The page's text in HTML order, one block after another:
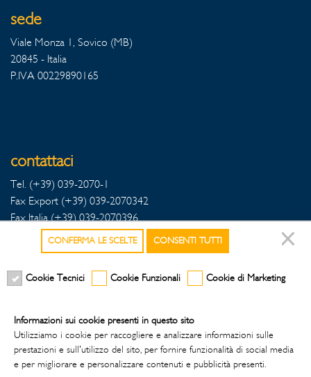
sede
Viale Monza 1, Sovico (MB)
20845 - Italia
P.IVA 00229890165
contattaci
Tel. (+39) 039-2070-1
Fax Export (+39) 039-2070342
Fax Italia (+39) 039-2070396
CONFERMA LE SCELTE CONSENTI TUTTI
Cookie Tecnici Cookie Funzionali Cookie di Marketing
Informazioni sui cookie presenti in questo sito
Utilizziamo i cookie per raccogliere e analizzare informazioni sulle
prestazioni e sull'utilizzo del sito, per fornire funzionalità di social media
e per migliorare e personalizzare contenuti e pubblicità presenti.